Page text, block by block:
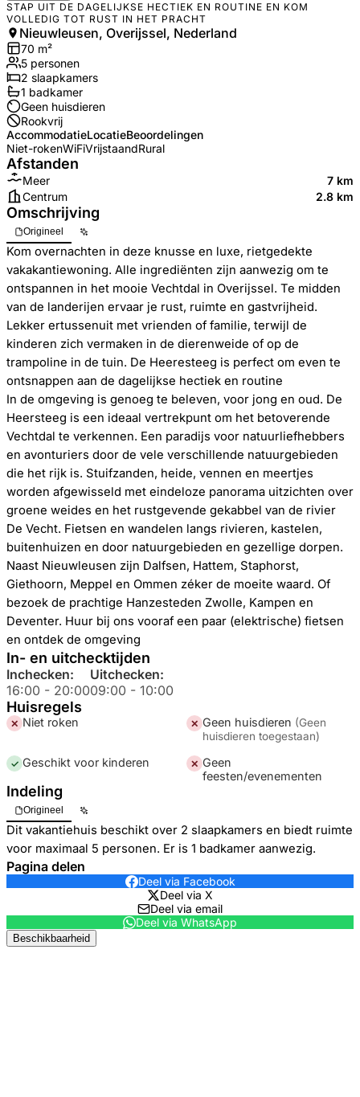
STAP UIT DE DAGELIJKSE HECTIEK EN ROUTINE EN KOM
VOLLEDIG TOT RUST IN HET PRACHT
Nieuwleusen, Overijssel, Nederland
70 m²
5 personen
2 slaapkamers
1 badkamer
Geen huisdieren
Rookvrij
AccommodatieLocatieBeoordelingen
Niet-rokenWiFiVrijstaandRural
Afstanden
Meer
7 km
Centrum
2.8 km
Omschrijving
Origineel
Kom overnachten in deze knusse en luxe, rietgedekte
vakakantiewoning. Alle ingrediënten zijn aanwezig om te
ontspannen in het mooie Vechtdal in Overijssel. Te midden
van de landerijen ervaar je rust, ruimte en gastvrijheid.
Lekker ertussenuit met vrienden of familie, terwijl de
kinderen zich vermaken in de dierenweide of op de
trampoline in de tuin. De Heeresteeg is perfect om even te
ontsnappen aan de dagelijkse hectiek en routine
In de omgeving is genoeg te beleven, voor jong en oud. De
Heersteeg is een ideaal vertrekpunt om het betoverende
Vechtdal te verkennen. Een paradijs voor natuurliefhebbers
en avonturiers door de vele verschillende natuurgebieden
die het rijk is. Stuifzanden, heide, vennen en meertjes
worden afgewisseld met eindeloze panorama uitzichten over
groene weides en het rustgevende gekabbel van de rivier
De Vecht. Fietsen en wandelen langs rivieren, kastelen,
buitenhuizen en door natuurgebieden en gezellige dorpen.
Naast Nieuwleusen zijn Dalfsen, Hattem, Staphorst,
Giethoorn, Meppel en Ommen zéker de moeite waard. Of
bezoek de prachtige Hanzesteden Zwolle, Kampen en
Deventer. Huur bij ons vooraf een paar (elektrische) fietsen
en ontdek de omgeving
In- en uitchecktijden
Inchecken:
16:00 - 20:00
Uitchecken:
09:00 - 10:00
Huisregels
✕ Niet roken ✕ Geen huisdieren (Geen
huisdieren toegestaan)
✓ Geschikt voor kinderen ✕ Geen
feesten/evenementen
Indeling
Origineel
Dit vakantiehuis beschikt over 2 slaapkamers en biedt ruimte
voor maximaal 5 personen. Er is 1 badkamer aanwezig.
Pagina delen
Deel via Facebook
Deel via X
Deel via email
Deel via WhatsApp
Beschikbaarheid